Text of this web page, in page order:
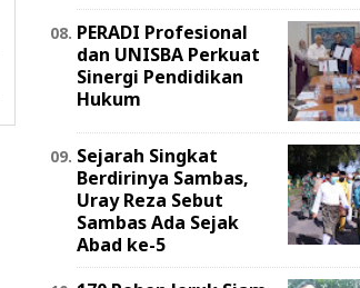
PERADI Profesional
dan UNISBA Perkuat
Sinergi Pendidikan
Hukum
Sejarah Singkat
Berdirinya Sambas,
Uray Reza Sebut
Sambas Ada Sejak
Abad ke-5